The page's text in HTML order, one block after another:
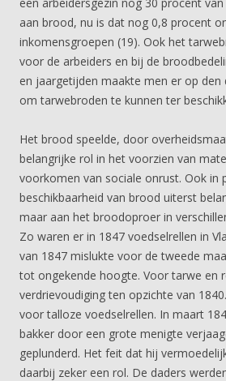
aan brood, nu is dat nog 0,8 procent
inkomensgroepen (19). Ook het
voor de arbeiders en bij de
en jaargetijden maakte men er op den
om tarwebroden te kunnen ter
Het brood speelde, door
belangrijke rol in het voorzien van
voorkomen van sociale onrust. Ook in
beschikbaarheid van brood uiterst
maar aan het broodoproer in
Zo waren er in 1847 voedselrellen in
van 1847 mislukte voor de tweede
tot ongekende hoogte. Voor tarwe en
verdrievoudiging ten opzichte van
voor talloze voedselrellen. In maart
bakker door een grote menigte
geplunderd. Het feit dat hij
daarbij zeker een rol. De daders